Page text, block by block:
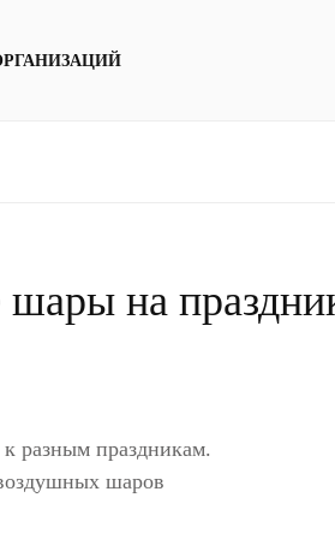
на
разным праздникам.
шаров